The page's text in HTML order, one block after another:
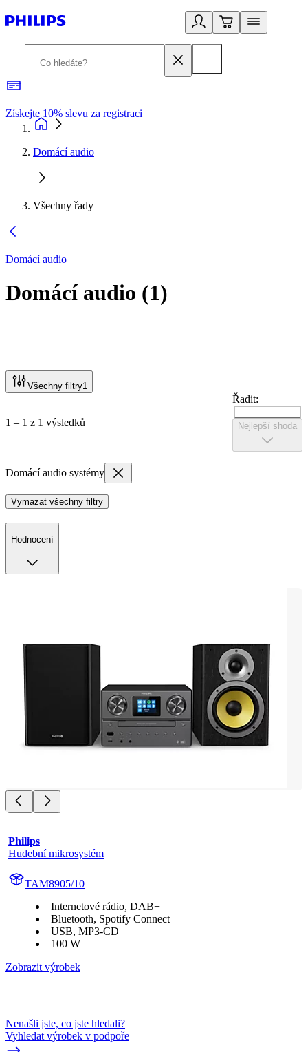
Získejte 10% slevu za registraci
Domácí audio
Všechny řady
Domácí audio
Domácí audio (1)
Všechny filtry1
1 – 1 z 1 výsledků
Řadit:
Nejlepší shoda
Domácí audio systémy
Vymazat všechny filtry
Hodnocení
Philips
Hudební mikrosystém
TAM8905/10
Internetové rádio, DAB+
Bluetooth, Spotify Connect
USB, MP3-CD
100 W
Zobrazit výrobek
Nenašli jste, co jste hledali?
Vyhledat výrobek v podpoře